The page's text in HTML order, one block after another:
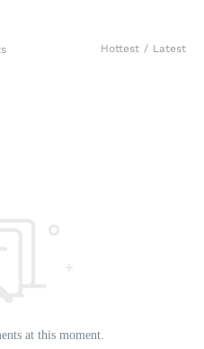
Hottest / Latest
at this moment.